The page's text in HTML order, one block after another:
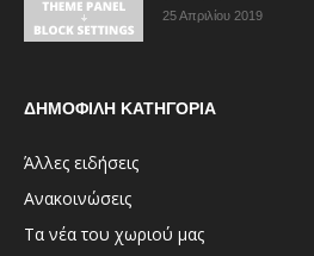
25 Απριλίου 2019
ΔΗΜΟΦΙΛΗ ΚΑΤΗΓΟΡΙΑ
Άλλες ειδήσεις
Ανακοινώσεις
Τα νέα του χωριού μας